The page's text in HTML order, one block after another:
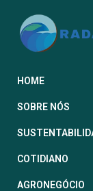
HOME
SOBRE NÓS
COTIDIANO
AGRONEGÓCIO